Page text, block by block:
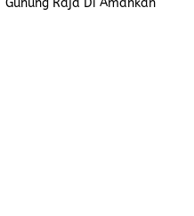
Gunung Raja Di Amankan